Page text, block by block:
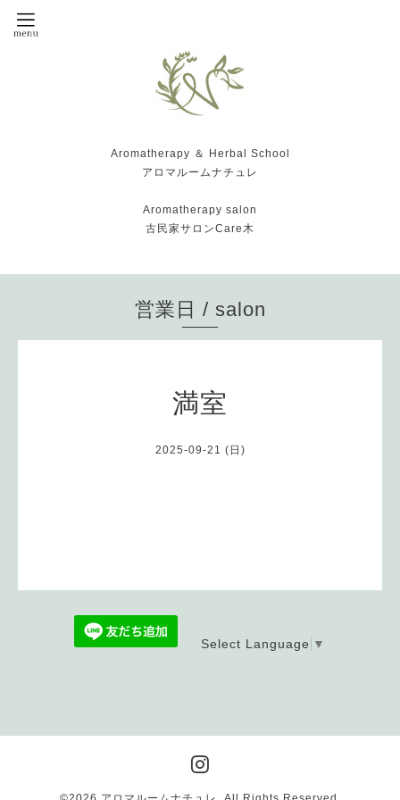
Aromatherapy ＆ Herbal School
アロマルームナチュレ
Aromatherapy salon
古民家サロンCare木
営業日 / salon
満室
2025-09-21 (日)
Select Language ▼